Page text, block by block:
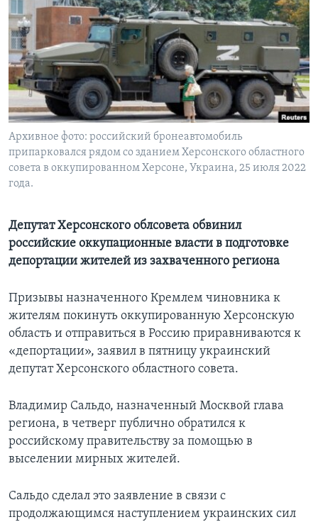
Learning English
СОЦИАЛЬНЫЕ СЕТИ
Архивное фото: российский бронеавтомобиль
припарковался рядом со зданием Херсонского областного
совета в оккупированном Херсоне, Украина, 25 июля 2022
года.
Депутат Херсонского облсовета обвинил
российские оккупационные власти в подготовке
депортации жителей из захваченного региона
Призывы назначенного Кремлем чиновника к
жителям покинуть оккупированную Херсонскую
область и отправиться в Россию приравниваются к
«депортации», заявил в пятницу украинский
депутат Херсонского областного совета.
Владимир Сальдо, назначенный Москвой глава
региона, в четверг публично обратился к
российскому правительству за помощью в
выселении мирных жителей.
Сальдо сделал это заявление в связи с
продолжающимся наступлением украинских сил